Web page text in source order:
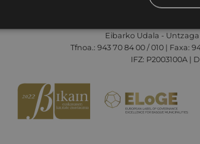
Eibarko Udala - Untzaga
Tfnoa.: 943 70 84 00 / 010 | Faxa:
IFZ: P2003100A |